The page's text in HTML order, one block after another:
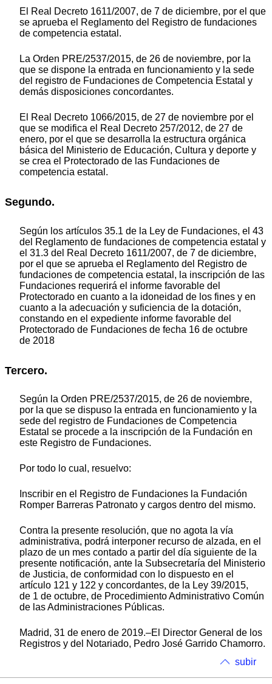
El Real Decreto 1611/2007, de 7 de diciembre, por el que
se aprueba el Reglamento del Registro de fundaciones
de competencia estatal.
La Orden PRE/2537/2015, de 26 de noviembre, por la
que se dispone la entrada en funcionamiento y la sede
del registro de Fundaciones de Competencia Estatal y
demás disposiciones concordantes.
El Real Decreto 1066/2015, de 27 de noviembre por el
que se modifica el Real Decreto 257/2012, de 27 de
enero, por el que se desarrolla la estructura orgánica
básica del Ministerio de Educación, Cultura y deporte y
se crea el Protectorado de las Fundaciones de
competencia estatal.
Segundo.
Según los artículos 35.1 de la Ley de Fundaciones, el 43
del Reglamento de fundaciones de competencia estatal y
el 31.3 del Real Decreto 1611/2007, de 7 de diciembre,
por el que se aprueba el Reglamento del Registro de
fundaciones de competencia estatal, la inscripción de las
Fundaciones requerirá el informe favorable del
Protectorado en cuanto a la idoneidad de los fines y en
cuanto a la adecuación y suficiencia de la dotación,
constando en el expediente informe favorable del
Protectorado de Fundaciones de fecha 16 de octubre
de 2018
Tercero.
Según la Orden PRE/2537/2015, de 26 de noviembre,
por la que se dispuso la entrada en funcionamiento y la
sede del registro de Fundaciones de Competencia
Estatal se procede a la inscripción de la Fundación en
este Registro de Fundaciones.
Por todo lo cual, resuelvo:
Inscribir en el Registro de Fundaciones la Fundación
Romper Barreras Patronato y cargos dentro del mismo.
Contra la presente resolución, que no agota la vía
administrativa, podrá interponer recurso de alzada, en el
plazo de un mes contado a partir del día siguiente de la
presente notificación, ante la Subsecretaría del Ministerio
de Justicia, de conformidad con lo dispuesto en el
artículo 121 y 122 y concordantes, de la Ley 39/2015,
de 1 de octubre, de Procedimiento Administrativo Común
de las Administraciones Públicas.
Madrid, 31 de enero de 2019.–El Director General de los
Registros y del Notariado, Pedro José Garrido Chamorro.
subir